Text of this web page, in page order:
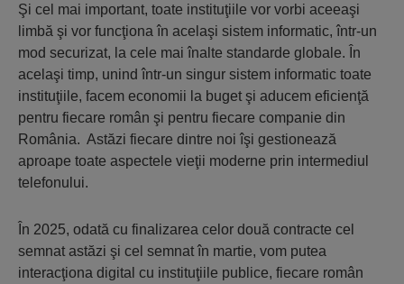
Şi cel mai important, toate instituţiile vor vorbi aceeaşi
limbă şi vor funcţiona în acelaşi sistem informatic, într-un
mod securizat, la cele mai înalte standarde globale. În
acelaşi timp, unind într-un singur sistem informatic toate
instituţiile, facem economii la buget şi aducem eficienţă
pentru fiecare român şi pentru fiecare companie din
România. Astăzi fiecare dintre noi îşi gestionează
aproape toate aspectele vieţii moderne prin intermediul
telefonului.
În 2025, odată cu finalizarea celor două contracte cel
semnat astăzi şi cel semnat în martie, vom putea
interacţiona digital cu instituţiile publice, fiecare român